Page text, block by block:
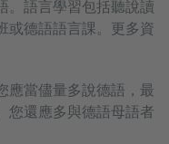
。語言學習包括聽說讀
或德語語言課。更多資
應當儘量多說德語，最
您還應多與德語母語者